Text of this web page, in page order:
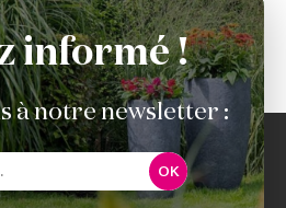
informé !
à notre newsletter :
OK